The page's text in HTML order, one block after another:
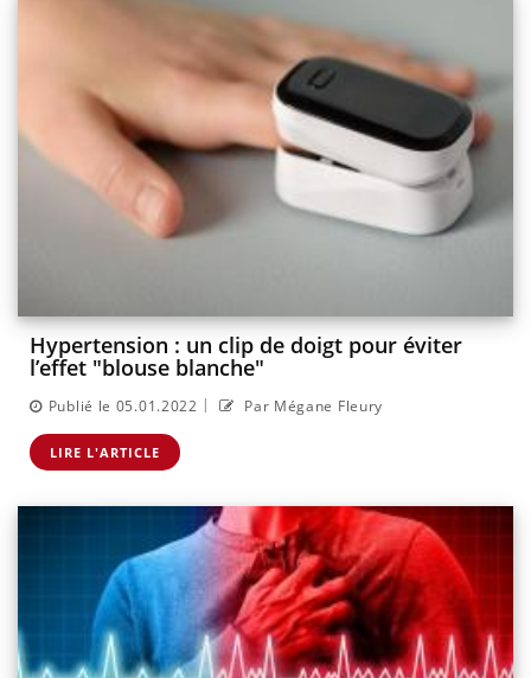
Hypertension : un clip de doigt pour éviter
l’effet "blouse blanche"
Publié le 05.01.2022 | Par Mégane Fleury
LIRE L'ARTICLE